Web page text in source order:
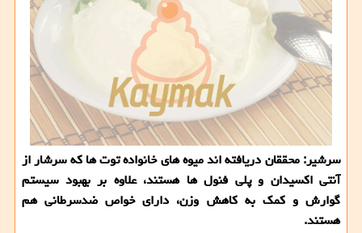
سرشیر: محققان دریافته اند میوه های خانواده توت ها كه سرشار از
آنتی اكسیدان و پلی فنول ها هستند، علاوه بر بهبود سیستم
گوارش و كمك به كاهش وزن، دارای خواص ضدسرطانی هم
هستند.